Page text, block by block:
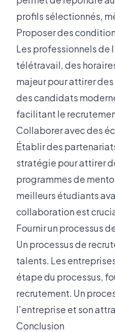
profils sélectionnés,
Proposer des
Les professionnels de
télétravail, des
majeur pour attirer
des candidats
facilitant le
Collaborer avec des
Établir des
stratégie pour attirer
programmes de
meilleurs étudiants
collaboration est
Fournir un processus
Un processus de
talents. Les
étape du processus,
recrutement. Un
l’entreprise et son
Conclusion